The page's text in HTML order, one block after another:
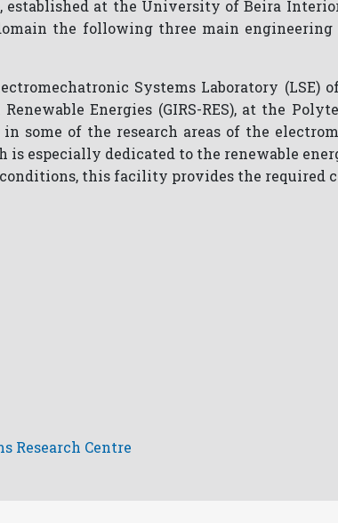
established at the University of Beira
the following three main engineering
Systems Laboratory
Energies (GIRS-RES), at the
some of the research areas of the
is especially dedicated to the renewable
this facility provides the required
Research Centre